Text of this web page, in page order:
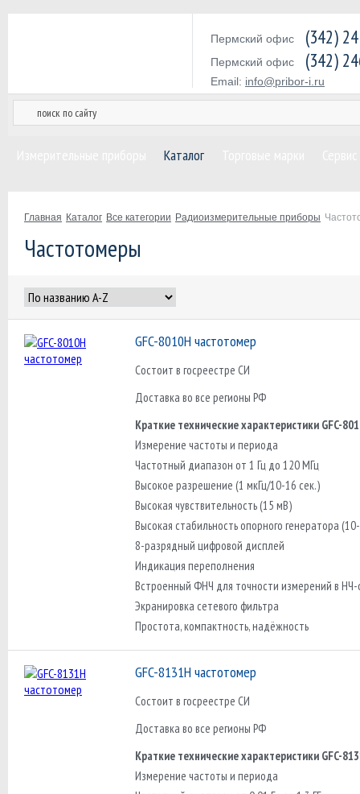
Пермский офис (342)
Пермский офис (342)
Email: info@pribor-i.ru
Каталог
Главная Каталог Все категории Радиоизмерительные приборы
Частотомеры
GFC-8010H частотомер
Состоит в госреестре СИ
Доставка во все регионы РФ
Краткие технические характеристики GFC-
Измерение частоты и периода
Частотный диапазон от 1 Гц до 120 МГц
Высокое разрешение (1 мкГц/10-16 сек.)
Высокая чувствительность (15 мВ)
Высокая стабильность опорного генератора
8-разрядный цифровой дисплей
Индикация переполнения
Встроенный ФНЧ для точности измерений в
Экранировка сетевого фильтра
Простота, компактность, надёжность
GFC-8131H частотомер
Состоит в госреестре СИ
Доставка во все регионы РФ
Краткие технические характеристики GFC-
Измерение частоты и периода